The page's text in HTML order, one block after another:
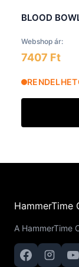
BLOOD
Webshop ár:
7407 Ft
HammerTime
A HammerTime